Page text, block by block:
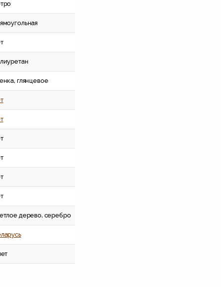
глянцевое
дерево, серебро